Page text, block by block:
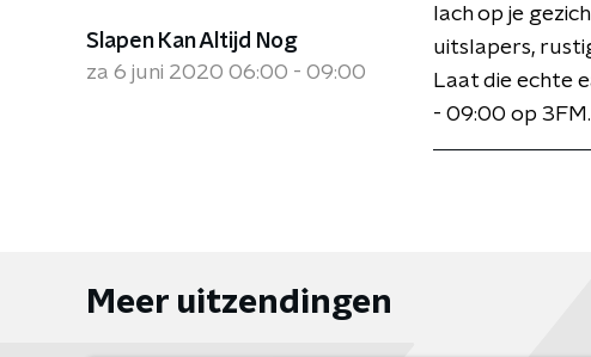
Slapen Kan Altijd Nog
za 6 juni 2020 06:00 - 09:00
lach op je
uitslapers,
Laat die echte
- 09:00 op 3FM.
Meer uitzendingen